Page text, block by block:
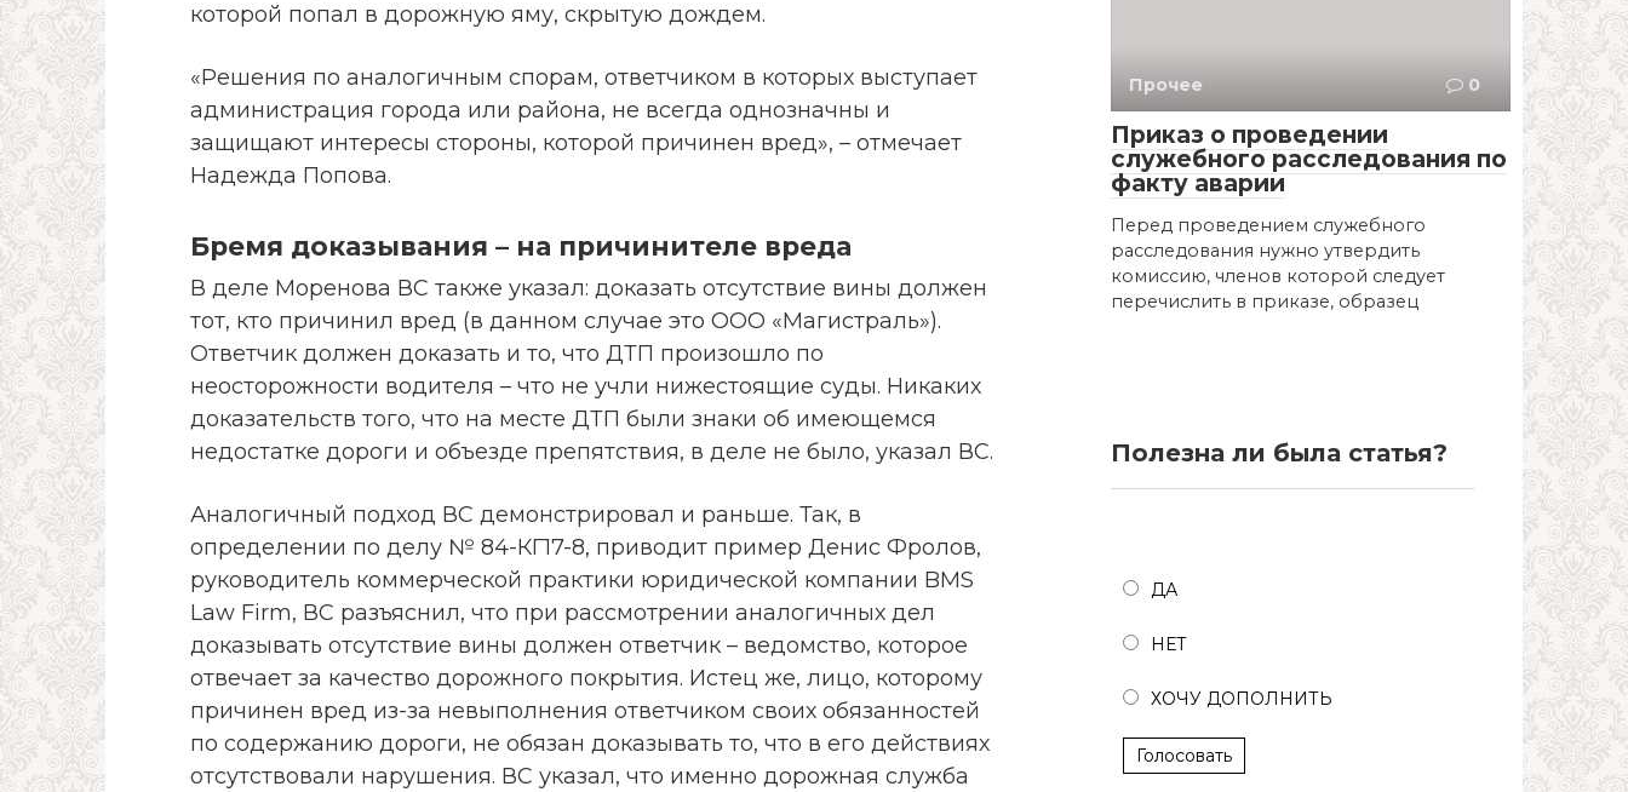
которой попал в дорожную яму, скрытую дождем.
«Решения по аналогичным спорам, ответчиком в которых выступает
администрация города или района, не всегда однозначны и
защищают интересы стороны, которой причинен вред», – отмечает
Надежда Попова.
Бремя доказывания – на причинителе вреда
В деле Моренова ВС также указал: доказать отсутствие вины должен
тот, кто причинил вред (в данном случае это ООО «Магистраль»).
Ответчик должен доказать и то, что ДТП произошло по
неосторожности водителя – что не учли нижестоящие суды. Никаких
доказательств того, что на месте ДТП были знаки об имеющемся
недостатке дороги и объезде препятствия, в деле не было, указал ВС.
Аналогичный подход ВС демонстрировал и раньше. Так, в
определении по делу № 84-КГ17-8, приводит пример Денис Фролов,
руководитель коммерческой практики юридической компании BMS
Law Firm, ВС разъяснил, что при рассмотрении аналогичных дел
доказывать отсутствие вины должен ответчик – ведомство, которое
отвечает за качество дорожного покрытия. Истец же, лицо, которому
причинен вред из-за невыполнения ответчиком своих обязанностей
по содержанию дороги, не обязан доказывать то, что в его действиях
отсутствовали нарушения. ВС указал, что именно дорожная служба
Прочее 0
Приказ о проведении
служебного расследования по
факту аварии
Перед проведением служебного
расследования нужно утвердить
комиссию, членов которой следует
перечислить в приказе, образец
Полезна ли была статья?
ДА
НЕТ
ХОЧУ ДОПОЛНИТЬ
Голосовать